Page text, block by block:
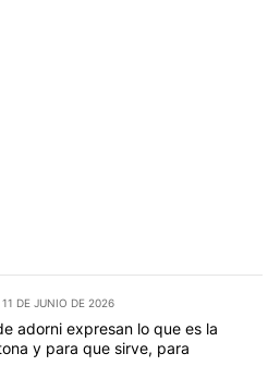
11 DE JUNIO DE 2026
adorni expresan lo que es la
y para que sirve, para